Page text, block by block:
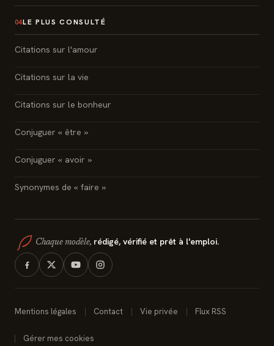
04LE PLUS CONSULTÉ
Citations sur l'amour
Citations sur la vie
Citations sur le bonheur
Conjuguer « être »
Conjuguer « avoir »
Synonymes de « faire »
Chaque modèle, rédigé, vérifié et prêt à l'emploi.
Mentions légales Contact Vie privée Flux RSS
Gérer mes cookies